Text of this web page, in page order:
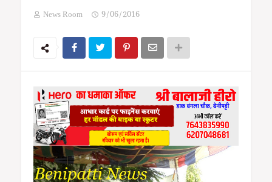
News Room 9/06/2016